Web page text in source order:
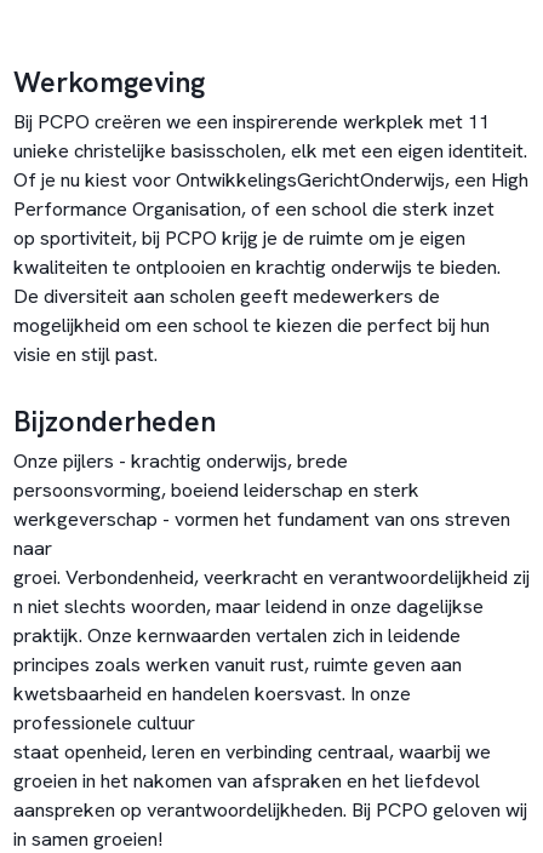
Werkomgeving
Bij PCPO creëren we een inspirerende werkplek met 11
unieke christelijke basisscholen, elk met een eigen identiteit.
Of je nu kiest voor OntwikkelingsGerichtOnderwijs, een High
Performance Organisation, of een school die sterk inzet
op sportiviteit, bij PCPO krijg je de ruimte om je eigen
kwaliteiten te ontplooien en krachtig onderwijs te bieden.
De diversiteit aan scholen geeft medewerkers de
mogelijkheid om een school te kiezen die perfect bij hun
visie en stijl past.
Bijzonderheden
Onze pijlers - krachtig onderwijs, brede
persoonsvorming, boeiend leiderschap en sterk
werkgeverschap - vormen het fundament van ons streven
naar
groei. Verbondenheid, veerkracht en verantwoordelijkheid zij
n niet slechts woorden, maar leidend in onze dagelijkse
praktijk. Onze kernwaarden vertalen zich in leidende
principes zoals werken vanuit rust, ruimte geven aan
kwetsbaarheid en handelen koersvast. In onze
professionele cultuur
staat openheid, leren en verbinding centraal, waarbij we
groeien in het nakomen van afspraken en het liefdevol
aanspreken op verantwoordelijkheden. Bij PCPO geloven wij
in samen groeien!